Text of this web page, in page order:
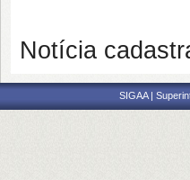
Notícia
SIGAA |